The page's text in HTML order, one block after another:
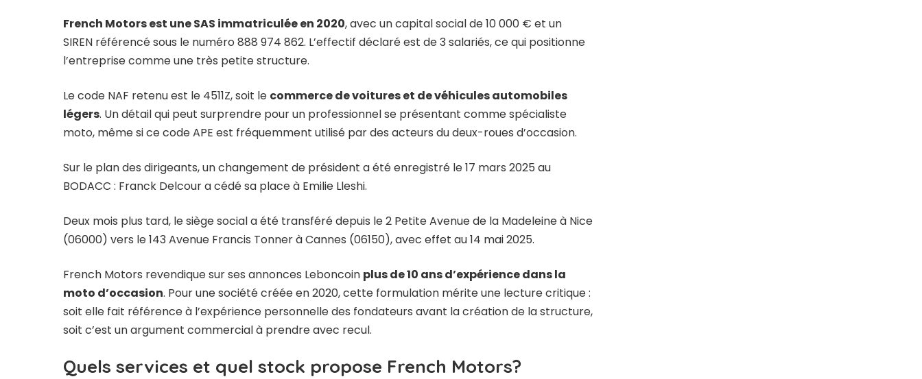
French Motors est une SAS immatriculée en 2020, avec un capital social de 10 000 € et un
SIREN référencé sous le numéro 888 974 862. L’effectif déclaré est de 3 salariés, ce qui positionne
l’entreprise comme une très petite structure.
Le code NAF retenu est le 4511Z, soit le commerce de voitures et de véhicules automobiles
légers. Un détail qui peut surprendre pour un professionnel se présentant comme spécialiste
moto, même si ce code APE est fréquemment utilisé par des acteurs du deux-roues d’occasion.
Sur le plan des dirigeants, un changement de président a été enregistré le 17 mars 2025 au
BODACC : Franck Delcour a cédé sa place à Emilie Lleshi.
Deux mois plus tard, le siège social a été transféré depuis le 2 Petite Avenue de la Madeleine à Nice
(06000) vers le 143 Avenue Francis Tonner à Cannes (06150), avec effet au 14 mai 2025.
French Motors revendique sur ses annonces Leboncoin plus de 10 ans d’expérience dans la
moto d’occasion. Pour une société créée en 2020, cette formulation mérite une lecture critique :
soit elle fait référence à l’expérience personnelle des fondateurs avant la création de la structure,
soit c’est un argument commercial à prendre avec recul.
Quels services et quel stock propose French Motors?